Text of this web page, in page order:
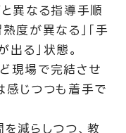
と異なる指導手順
度が異なる」「手
る」状態。
現場で完結させ
感じつつも着手で
減らしつつ、教